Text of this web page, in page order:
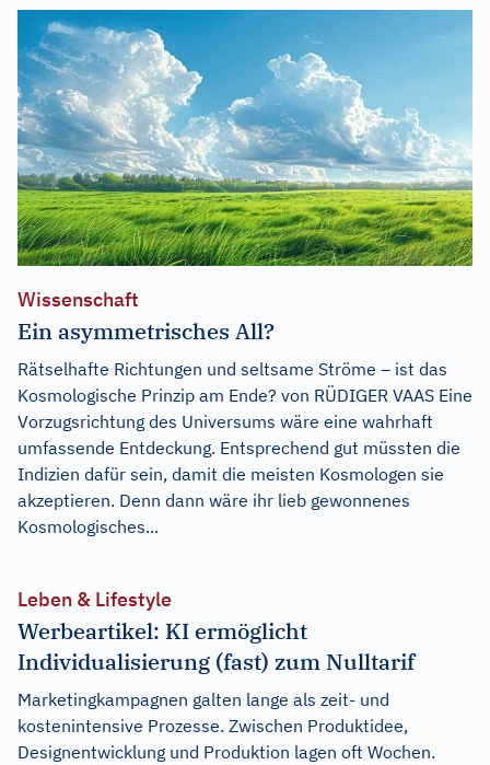
Wissenschaft
Ein asymmetrisches All?
Rätselhafte Richtungen und seltsame Ströme – ist das
Kosmologische Prinzip am Ende? von RÜDIGER VAAS Eine
Vorzugsrichtung des Universums wäre eine wahrhaft
umfassende Entdeckung. Entsprechend gut müssten die
Indizien dafür sein, damit die meisten Kosmologen sie
akzeptieren. Denn dann wäre ihr lieb gewonnenes
Kosmologisches...
Leben & Lifestyle
Werbeartikel: KI ermöglicht
Individualisierung (fast) zum Nulltarif
Marketingkampagnen galten lange als zeit- und
kostenintensive Prozesse. Zwischen Produktidee,
Designentwicklung und Produktion lagen oft Wochen.